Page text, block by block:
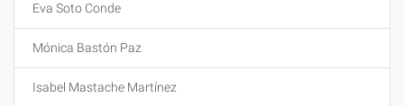
Eva Soto Conde
Mónica Bastón Paz
Isabel Mastache Martínez